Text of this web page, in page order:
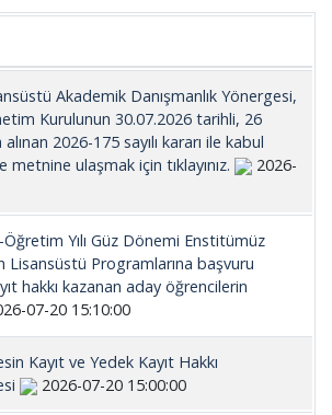
Akademik Danışmanlık Yönergesi,
Kurulunun 30.07.2026 tarihli, 26
2026-175 sayılı kararı ile kabul
ulaşmak için tıklayınız.
2026-
Yılı Güz Dönemi Enstitümüz
Lisansüstü Programlarına başvuru
hakkı kazanan aday öğrencilerin
07-20 15:10:00
Kayıt ve Yedek Kayıt Hakkı
2026-07-20 15:00:00